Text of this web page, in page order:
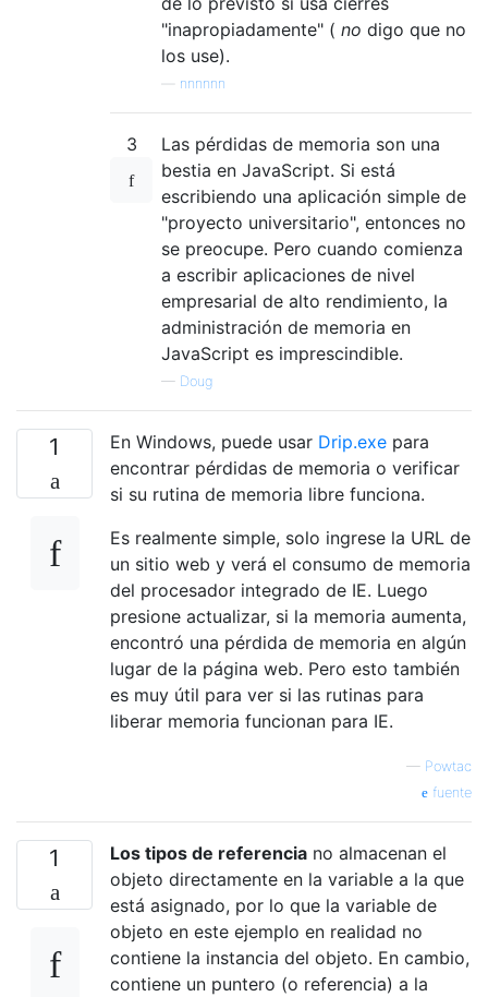
"inapropiadamente" ( no digo que no
los use).
nnnnnn
3
Las pérdidas de memoria son una
bestia en JavaScript. Si está
escribiendo una aplicación simple de
"proyecto universitario", entonces no
se preocupe. Pero cuando comienza
a escribir aplicaciones de nivel
empresarial de alto rendimiento, la
administración de memoria en
JavaScript es imprescindible.
— Doug
1 En Windows, puede usar Drip.exe para
encontrar pérdidas de memoria o verificar
si su rutina de memoria libre funciona.
Es realmente simple, solo ingrese la URL de
un sitio web y verá el consumo de memoria
del procesador integrado de IE. Luego
presione actualizar, si la memoria aumenta,
encontró una pérdida de memoria en algún
lugar de la página web. Pero esto también
es muy útil para ver si las rutinas para
liberar memoria funcionan para IE.
— Powtac
fuente
1 Los tipos de referencia no almacenan el
objeto directamente en la variable a la que
está asignado, por lo que la variable de
objeto en este ejemplo en realidad no
contiene la instancia del objeto. En cambio,
contiene un puntero (o referencia) a la